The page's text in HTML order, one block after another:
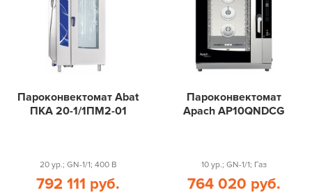
Пароконвектомат Abat
ПКА 20-1/1ПМ2-01
20 ур.; GN-1/1; 400 В
792 111 руб.
Пароконвектомат
Apach AP10QNDCG
10 ур.; GN-1/1; Газ
764 020 руб.